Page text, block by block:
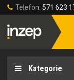
Telefon: 571 623
Kategorie